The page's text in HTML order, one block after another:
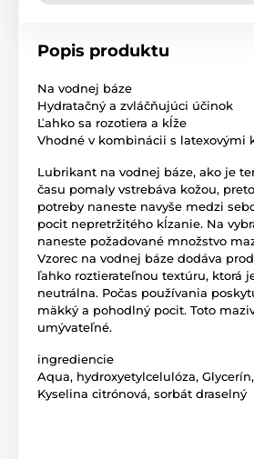
Popis produktu
Na vodnej báze
Hydratačný a zvláčňujúci účinok
Ľahko sa rozotiera a kĺže
Vhodné v kombinácii s latexovými
Lubrikant na vodnej báze, ako je
času pomaly vstrebáva kožou,
potreby naneste navyše medzi
pocit nepretržitého kĺzanie. Na
naneste požadované množstvo
Vzorec na vodnej báze dodáva
ľahko roztierateľnou textúru, ktorá
neutrálna. Počas používania
mäkký a pohodlný pocit. Toto
umývateľné.
ingrediencie
Aqua, hydroxyetylcelulóza,
Kyselina citrónová, sorbát draselný